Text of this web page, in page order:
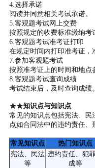
4.选择承诺
阅读并同意相关考试承诺。
5.客观题考试网上交费
按照规定的收费标准缴纳考
6.客观题考试准考证打印
在规定时间内打印准考证，
7.参加客观题考试
按照准考证上的时间和地点
8.客观题考试查询成绩
考试结束后，及时查询成绩。
★★知识点与知识点
常见的知识点包括宪法、
点如合同法中的违约责任、
常见知识点 热门知识点
宪法、民法
等
违约责任、犯
成等